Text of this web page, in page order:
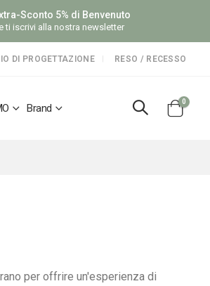
Sconto 5% di Benvenuto
ti iscrivi alla nostra newsletter
DI PROGETTAZIONE RESO / RECESSO
Brand
Cart
0
per offrire un'esperienza di